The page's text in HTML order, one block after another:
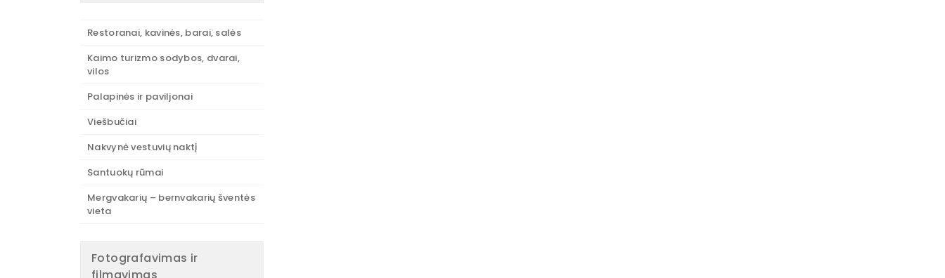
Restoranai, kavinės, barai, salės
Kaimo turizmo sodybos, dvarai,
vilos
Palapinės ir paviljonai
Viešbučiai
Nakvynė vestuvių naktį
Santuokų rūmai
Mergvakarių – bernvakarių šventės
vieta
Fotografavimas ir